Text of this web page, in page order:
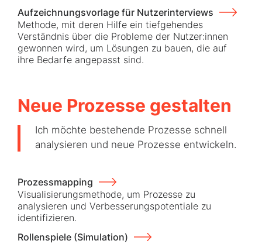
Aufzeichnungsvorlage für Nutzerinterviews
Methode, mit deren Hilfe ein tiefgehendes
Verständnis über die Probleme der Nutzer:innen
gewonnen wird, um Lösungen zu bauen, die auf
ihre Bedarfe angepasst sind.
Neue Prozesse gestalten
Ich möchte bestehende Prozesse schnell
analysieren und neue Prozesse entwickeln.
Prozessmapping
Visualisierungsmethode, um Prozesse zu
analysieren und Verbesserungspotentiale zu
identifizieren.
Rollenspiele (Simulation)